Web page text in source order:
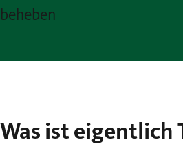
beheben
Was ist eigentlich